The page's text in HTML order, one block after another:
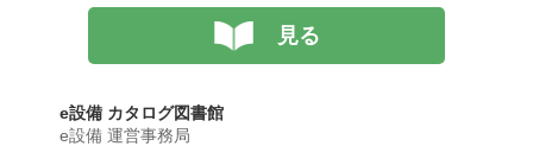
見る
e設備 カタログ図書館
e設備 運営事務局